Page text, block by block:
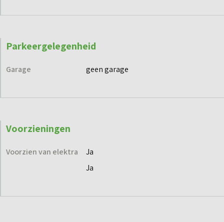
Parkeergelegenheid
Garage geen garage
Voorzieningen
Voorzien van elektra
Ja
Ja